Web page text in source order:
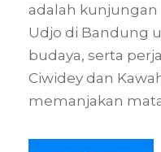
adalah kunjungan
Udjo di Bandung
budaya, serta
Ciwidey dan
memanjakan